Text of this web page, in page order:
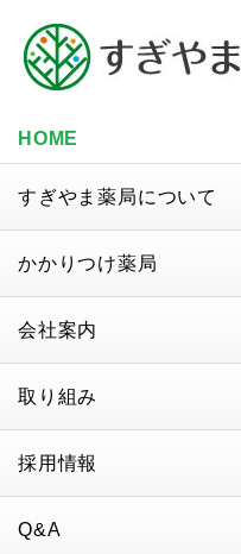
HOME
すぎやま薬局について
かかりつけ薬局
会社案内
取り組み
採用情報
Q&A